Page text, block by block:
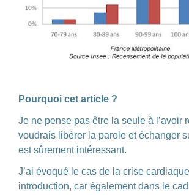
Pourquoi cet article ?
Je ne pense pas être la seule à l’avoir
voudrais libérer la parole et échanger
est sûrement intéressant.
J’ai évoqué le cas de la crise
introduction, car également dans le